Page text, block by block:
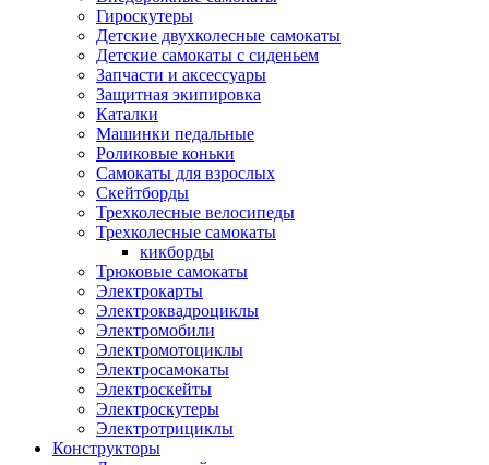
Гироскутеры
Детские двухколесные самокаты
Детские самокаты с сиденьем
Запчасти и аксессуары
Защитная экипировка
Каталки
Машинки педальные
Роликовые коньки
Самокаты для взрослых
Скейтборды
Трехколесные велосипеды
Трехколесные самокаты
кикборды
Трюковые самокаты
Электрокарты
Электроквадроциклы
Электромобили
Электромотоциклы
Электросамокаты
Электроскейты
Электроскутеры
Электротрициклы
Конструкторы